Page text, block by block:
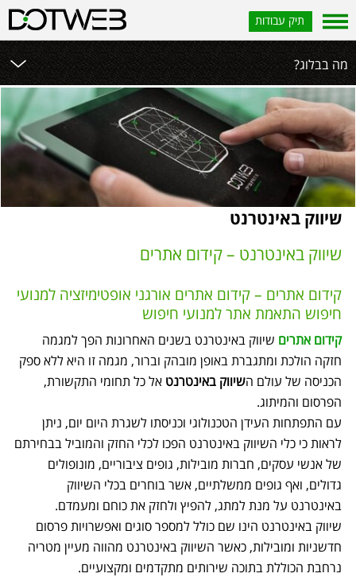
תיק עבודות
?מה בבלוג
שיווק באינטרנט
שיווק באינטרנט – קידום אתרים
קידום אתרים – קידום אתרים אורגני אופטימיזציה למנועי
חיפוש התאמת אתר למנועי חיפוש
קידום אתרים שיווק באינטרנט בשנים האחרונות הפך למגמה
חזקה הולכת ומתגברת באופן מובהק וברור, מגמה זו היא ללא ספק
הכניסה של עולם השיווק באינטרנט אל כל תחומי התקשורת,
הפרסום והמיתוג.
עם התפתחות העידן הטכנולוגי וכניסתו לשגרת היום יום, ניתן
לראות כי כלי השיווק באינטרנט הפכו לכלי החזק והמוביל בבחירתם
של אנשי עסקים, חברות מובילות, גופים ציבוריים, מונופולים
גדולים, ואף גופים ממשלתיים, אשר בוחרים בכלי השיווק
באינטרנט על מנת למתג, להפיץ ולחזק את כוחם ומעמדם.
שיווק באינטרנט הינו שם כולל למספר סוגים ואפשרויות פרסום
חדשניות ומובילות, כאשר השיווק באינטרנט מהווה מעיין מטריה
נרחבת הכוללת בתוכה שירותים מתקדמים ומקצועיים.